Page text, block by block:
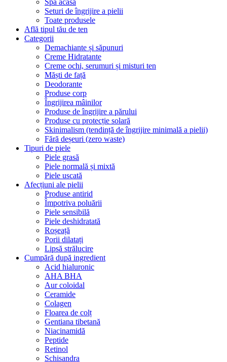
Spa acasă
Seturi de îngrijire a pielii
Toate produsele
Află tipul tău de ten
Categorii
Demachiante și săpunuri
Creme Hidratante
Creme ochi, serumuri și misturi ten
Măști de față
Deodorante
Produse corp
Îngrijirea mâinilor
Produse de îngrijire a părului
Produse cu protecție solară
Skinimalism (tendință de îngrijire minimală a pielii)
Fără deșeuri (zero waste)
Tipuri de piele
Piele grasă
Piele normală și mixtă
Piele uscată
Afecțiuni ale pielii
Produse antirid
Împotriva poluării
Piele sensibilă
Piele deshidratată
Roșeață
Porii dilatați
Lipsă strălucire
Cumpără după ingredient
Acid hialuronic
AHA BHA
Aur coloidal
Ceramide
Colagen
Floarea de colț
Gentiana tibetană
Niacinamidă
Peptide
Retinol
Schisandra